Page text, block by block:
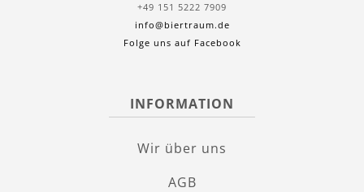
+49 151 5222 7909
info@biertraum.de
Folge uns auf Facebook
INFORMATION
Wir über uns
AGB